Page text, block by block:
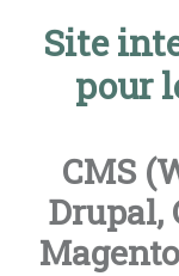
Site
pour
CMS
Drupal,